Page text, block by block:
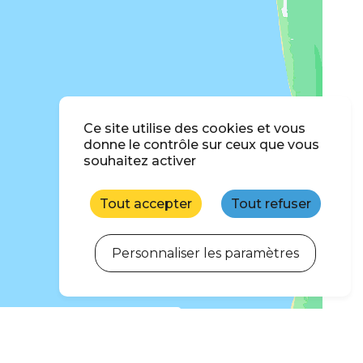
Ce site utilise des cookies et vous
donne le contrôle sur ceux que vous
souhaitez activer
Tout accepter Tout refuser
Personnaliser les paramètres